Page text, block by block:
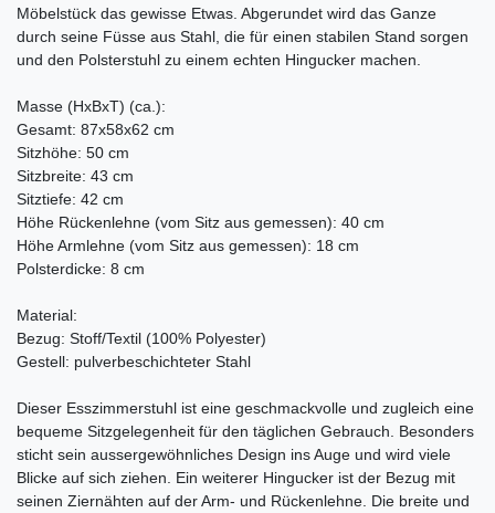
Möbelstück das gewisse Etwas. Abgerundet wird das Ganze
durch seine Füsse aus Stahl, die für einen stabilen Stand sorgen
und den Polsterstuhl zu einem echten Hingucker machen.
Masse (HxBxT) (ca.):
Gesamt: 87x58x62 cm
Sitzhöhe: 50 cm
Sitzbreite: 43 cm
Sitztiefe: 42 cm
Höhe Rückenlehne (vom Sitz aus gemessen): 40 cm
Höhe Armlehne (vom Sitz aus gemessen): 18 cm
Polsterdicke: 8 cm
Material:
Bezug: Stoff/Textil (100% Polyester)
Gestell: pulverbeschichteter Stahl
Dieser Esszimmerstuhl ist eine geschmackvolle und zugleich eine
bequeme Sitzgelegenheit für den täglichen Gebrauch. Besonders
sticht sein aussergewöhnliches Design ins Auge und wird viele
Blicke auf sich ziehen. Ein weiterer Hingucker ist der Bezug mit
seinen Ziernähten auf der Arm- und Rückenlehne. Die breite und